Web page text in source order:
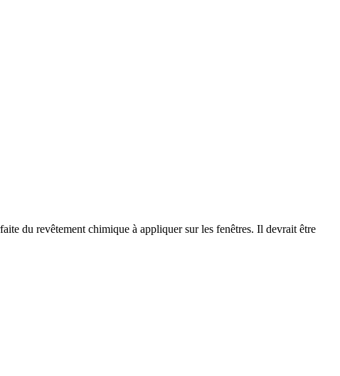
du revêtement chimique à appliquer sur les fenêtres. Il devrait être